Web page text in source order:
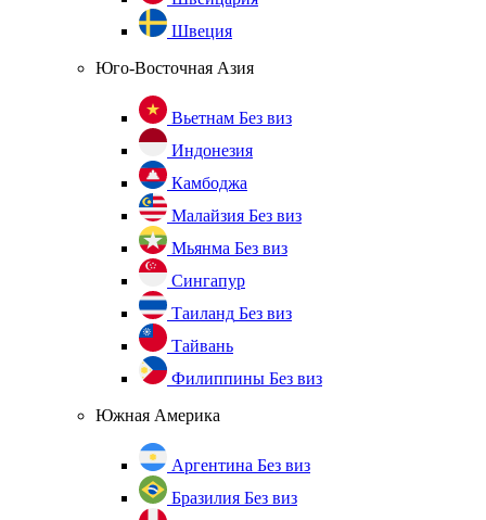
Швеция
Юго-Восточная Азия
Вьетнам Без виз
Индонезия
Камбоджа
Малайзия Без виз
Мьянма Без виз
Сингапур
Таиланд Без виз
Тайвань
Филиппины Без виз
Южная Америка
Аргентина Без виз
Бразилия Без виз